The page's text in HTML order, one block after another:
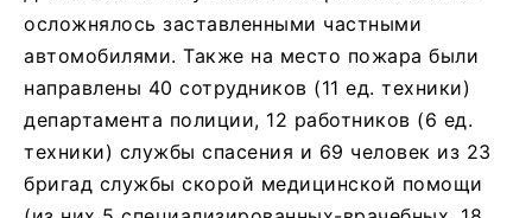
осложнялось заставленными частными
автомобилями. Также на место пожара были
направлены 40 сотрудников (11 ед. техники)
департамента полиции, 12 работников (6 ед.
техники) службы спасения и 69 человек из 23
бригад службы скорой медицинской помощи